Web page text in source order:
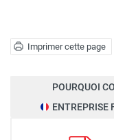
Imprimer cette page
POURQUOI
ENTREPRISE